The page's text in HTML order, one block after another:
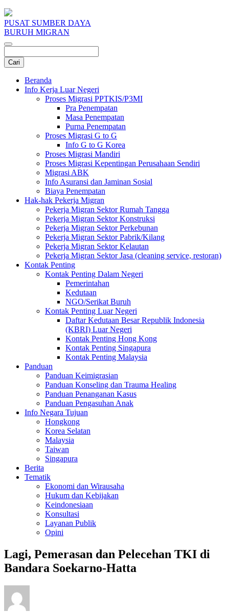
PUSAT SUMBER DAYA
BURUH MIGRAN
Beranda
Info Kerja Luar Negeri
Proses Migrasi PPTKIS/P3MI
Pra Penempatan
Masa Penempatan
Purna Penempatan
Proses Migrasi G to G
Info G to G Korea
Proses Migrasi Mandiri
Proses Migrasi Kepentingan Perusahaan Sendiri
Migrasi ABK
Info Asuransi dan Jaminan Sosial
Biaya Penempatan
Hak-hak Pekerja Migran
Pekerja Migran Sektor Rumah Tangga
Pekerja Migran Sektor Konstruksi
Pekerja Migran Sektor Perkebunan
Pekerja Migran Sektor Pabrik/Kilang
Pekerja Migran Sektor Kelautan
Pekerja Migran Sektor Jasa (cleaning service, restoran)
Kontak Penting
Kontak Penting Dalam Negeri
Pemerintahan
Kedutaan
NGO/Serikat Buruh
Kontak Penting Luar Negeri
Daftar Kedutaan Besar Republik Indonesia
(KBRI) Luar Negeri
Kontak Penting Hong Kong
Kontak Penting Singapura
Kontak Penting Malaysia
Panduan
Panduan Keimigrasian
Panduan Konseling dan Trauma Healing
Panduan Penanganan Kasus
Panduan Pengasuhan Anak
Info Negara Tujuan
Hongkong
Korea Selatan
Malaysia
Taiwan
Singapura
Berita
Tematik
Ekonomi dan Wirausaha
Hukum dan Kebijakan
Keindonesiaan
Konsultasi
Layanan Publik
Opini
Lagi, Pemerasan dan Pelecehan TKI di
Bandara Soekarno-Hatta